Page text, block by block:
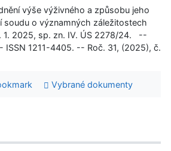
výše výživného a způsobu jeho
o významných záležitostech
1. 2025, sp. zn. IV. ÚS 2278/24. --
1211-4405. -- Roč. 31, (2025), č.
Vybrané dokumenty